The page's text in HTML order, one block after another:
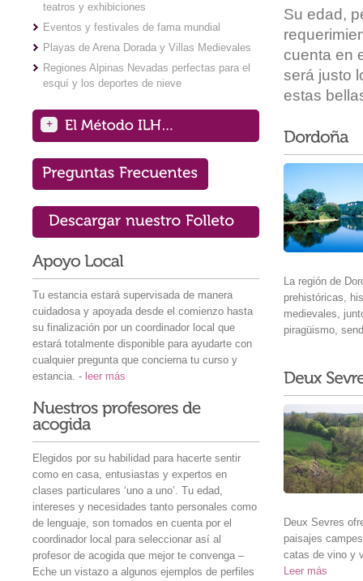
teatros y exhibiciones
Eventos y festivales de fama mundial
Playas de Arena Dorada y Villas Medievales
Regiones Alpinas Nevadas perfectas para el
esquí y los deportes de nieve
+
Tu estancia estará supervisada de manera
cuidadosa y apoyada desde el comienzo hasta
su finalización por un coordinador local que
estará totalmente disponible para ayudarte con
cualquier pregunta que concierna tu curso y
estancia. - leer más
Elegidos por su habilidad para hacerte sentir
como en casa, entusiastas y expertos en
clases particulares ‘uno a uno’. Tu edad,
intereses y necesidades tanto personales como
de lenguaje, son tomados en cuenta por el
coordinador local para seleccionar así al
profesor de acogida que mejor te convenga –
Eche un vistazo a algunos ejemplos de perfiles
Su edad,
cuenta en
será justo
estas
La región de
prehistóricas,
medievales,
piragüismo,
Deux Sevres
paisajes
catas de vino y
Leer más